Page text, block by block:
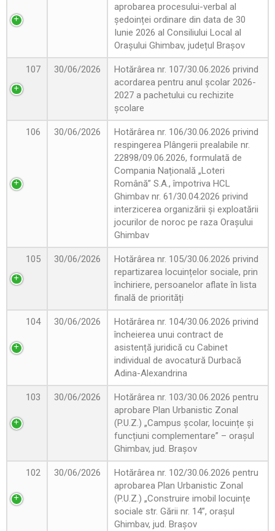
aprobarea procesului-verbal al
ședoinței ordinare din data de 30
Iunie 2026 al Consiliului Local al
Orașului Ghimbav, județul Brașov
107 30/06/2026
Hotărârea nr. 107/30.06.2026 privind
acordarea pentru anul școlar 2026-
2027 a pachetului cu rechizite
școlare
106 30/06/2026
Hotărârea nr. 106/30.06.2026 privind
respingerea Plângerii prealabile nr.
22898/09.06.2026, formulată de
Compania Națională „Loteri
Română” S.A., împotriva HCL
Ghimbav nr. 61/30.04.2026 privind
interzicerea organizării și exploatării
jocurilor de noroc pe raza Orașului
Ghimbav
105 30/06/2026
Hotărârea nr. 105/30.06.2026 privind
repartizarea locuințelor sociale, prin
închiriere, persoanelor aflate în lista
finală de priorități
104 30/06/2026
Hotărârea nr. 104/30.06.2026 privind
încheierea unui contract de
asistență juridică cu Cabinet
individual de avocatură Durbacă
Adina-Alexandrina
103 30/06/2026
Hotărârea nr. 103/30.06.2026 pentru
aprobare Plan Urbanistic Zonal
(P.U.Z.) „Campus școlar, locuințe și
funcțiuni complementare” – orașul
Ghimbav, jud. Brașov
102 30/06/2026
Hotărârea nr. 102/30.06.2026 pentru
aprobarea Plan Urbanistic Zonal
(P.U.Z.) „Construire imobil locuințe
sociale str. Gării nr. 14”, orașul
Ghimbav, jud. Brașov